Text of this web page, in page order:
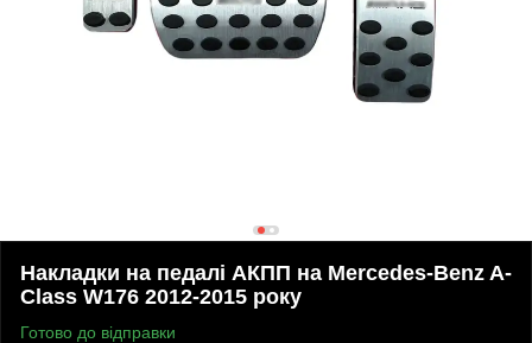
Накладки на педалі АКПП на Mercedes-Benz A-
Class W176 2012-2015 року
Готово до відправки